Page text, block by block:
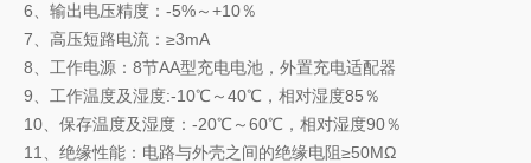
6、输出电压精度：-5%～+10％
7、高压短路电流：≥3mA
8、工作电源：8节AA型充电电池，外置充电适配器
9、工作温度及湿度:-10℃～40℃，相对湿度85％
10、保存温度及湿度：-20℃～60℃，相对湿度90％
11、绝缘性能：电路与外壳之间的绝缘电阻≥50MΩ